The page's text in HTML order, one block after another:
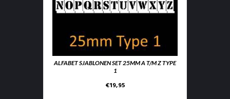
ALFABET SJABLONEN SET 25MM A T/M Z TYPE
1
€19,95